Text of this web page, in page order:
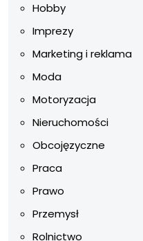
Hobby
Imprezy
Marketing i reklama
Moda
Motoryzacja
Nieruchomości
Obcojęzyczne
Praca
Prawo
Przemysł
Rolnictwo